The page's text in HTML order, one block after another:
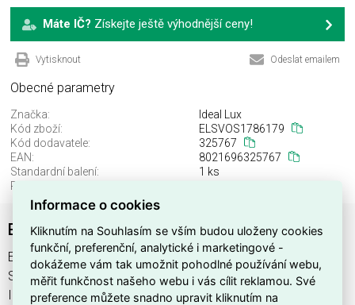
Máte IČ? Získejte ještě výhodnější ceny!
Vytisknout Odeslat emailem
Obecné parametry
Značka:
Ideal Lux
Kód zboží:
ELSVOS1786179
Kód dodavatele:
325767
EAN:
8021696325767
Standardní balení:
1 ks
Recyklační poplatek:
EGO MAGNETIC DRIVER 250W 48V BK
EGO MAGNETIC DRIVER 250W 48V BK najdete v kategoriích
Svítidla, Svítidla, světelné zdroje a LED osvětlení, výrobce
Ideal Lux, EAN 8021696325767, kód dodavatele 325767.
Informace o cookies
Kliknutím na Souhlasím se vším budou uloženy cookies
funkční, preferenční, analytické i marketingové -
dokážeme vám tak umožnit pohodlné používání webu,
měřit funkčnost našeho webu i vás cílit reklamou. Své
preference můžete snadno upravit kliknutím na